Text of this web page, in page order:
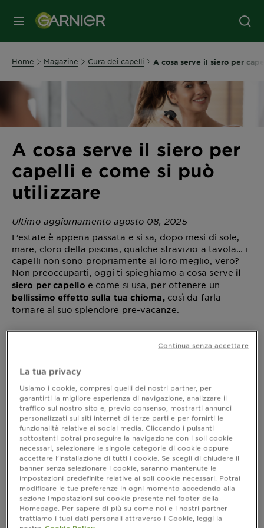
MENU
Home Magazine Cura dei capelli A cosa serve il siero per
A cosa serve il siero per
capelli e come si può
utilizzare
Ultimo aggiornamento agosto 08, 2025
L’estate è appena passata e si sa, dopo mesi di sole,
mare, cloro della piscina, qualche stravizio a tavola… i
capelli non sono propriamente al loro meglio, vero?
Non preoccuparti, oggi ti spieghiamo a cosa serve il
siero per capello e come si usa, per ottenere un
bellissimo effetto sulla tua chioma,così da farla
tornare al suo splendore pre-vacanze.
Partiamo da cos’è: il siero per capelli è un prodotto
che, negli ultimi anni, ha conquistato sempre più
popolarità all'interno delle routine haircare. Ma in
cosa differisce dal classico balsamo o da altri
prodotti simili? Il siero per capelli è un prodotto
leggero e concentrato, pensato per migliorare la
texture e l’aspetto dei capelli, combattendo
problematiche specifiche come la secchezza, le
doppie punte, il crespo o la mancanza di
lucentezza. A differenza del balsamo, che ha una
funzione idratante più generale e solitamente viene
risciacquato dopo l'applicazione, il siero è
progettato per rimanere sui capelli e agire in modo
La tua privacy
Usiamo i cookie, compresi quelli dei nostri partner, per
garantirti la migliore esperienza di navigazione, analizzare il
traffico sul nostro sito e, previo consenso, mostrarti annunci
personalizzati sui siti internet di terze parti e per fornirti le
funzionalità relative ai social media. Cliccando i pulsanti
sottostanti potrai proseguire la navigazione con i soli cookie
necessari, selezionare le singole categorie di cookie oppure
accettare l’installazione di tutti i cookie. Se scegli di chiudere il
banner senza selezionare i cookie, saranno mantenute le
impostazioni predefinite relative ai soli cookie necessari. Potrai
modificare le tue preferenze in ogni momento accedendo alla
sezione Impostazioni sui cookie presente nel footer della
Homepage. Per sapere di più su come noi e i nostri partner
trattiamo i tuoi dati personali attraverso i Cookie, leggi la
Continua senza accettare